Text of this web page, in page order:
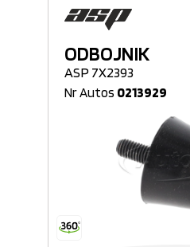
ODBOJNIK
ASP 7X2393
Nr Autos 0213929